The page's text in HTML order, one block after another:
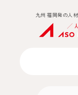
九州 福岡発の人